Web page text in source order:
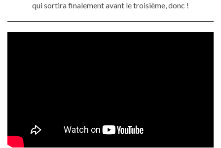
qui sortira finalement avant le troisième, donc !